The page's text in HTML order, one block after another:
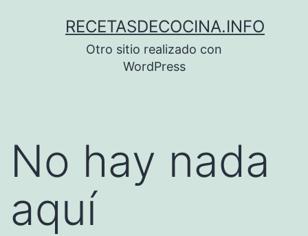
RECETASDECOCINA.INFO
Otro sitio realizado con
WordPress
No hay nada
aquí